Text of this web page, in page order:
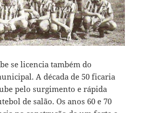
se licencia também do
A década de 50 ficaria
pelo surgimento e rápida
de salão. Os anos 60 e 70